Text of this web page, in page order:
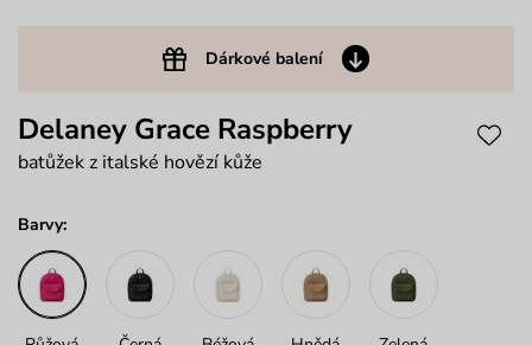
Dárkové balení
Delaney Grace Raspberry
batůžek z italské hovězí kůže
Barvy: